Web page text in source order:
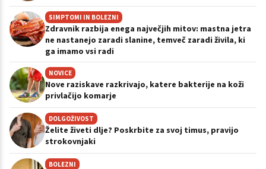
SIMPTOMI IN BOLEZNI
Zdravnik razbija enega največjih mitov: mastna jetra
ne nastanejo zaradi slanine, temveč zaradi živila, ki
ga imamo vsi radi
NOVICE
Nove raziskave razkrivajo, katere bakterije na koži
privlačijo komarje
DOLGOŽIVOST
Želite živeti dlje? Poskrbite za svoj timus, pravijo
strokovnjaki
BOLEZNI